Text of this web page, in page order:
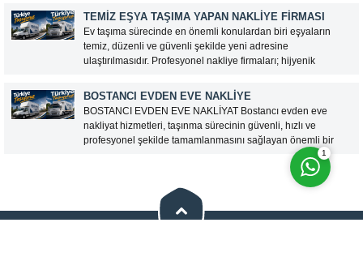
ve kurumsal müşterilerin taşınma...
TEMIZ EŞYA TAŞIMA YAPAN NAKLIYE FIRMASI
Ev taşıma sürecinde en önemli konulardan biri eşyaların
temiz, düzenli ve güvenli şekilde yeni adresine
ulaştırılmasıdır. Profesyonel nakliye firmaları; hijyenik
personeller ile eşyalarınızı koruma altına alarak taşımaktadır.
Temiz Eşya Taşıma Hizmeti Neleri...
BOSTANCI EVDEN EVE NAKLIYE
BOSTANCI EVDEN EVE NAKLİYAT Bostancı evden eve
nakliyat hizmetleri, taşınma sürecinin güvenli, hızlı ve
profesyonel şekilde tamamlanmasını sağlayan önemli bir
hizmettir. İstanbul’un yoğun bölgelerinden biri olan
Bostancı’da taşınırken deneyimli bir nakliyat firmasıyla
çalışmak, eşyalarınızın zarar görmeden yeni adresinize
ulaştırılmasına yardımcı...
Cevap Yaz
1